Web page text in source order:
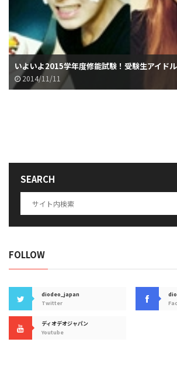
いよいよ2015学年度修能試験！受験生アイド
2014/11/11
SEARCH
FOLLOW
diodeo_japan
Twitter
ディオデオジャパン
Youtube